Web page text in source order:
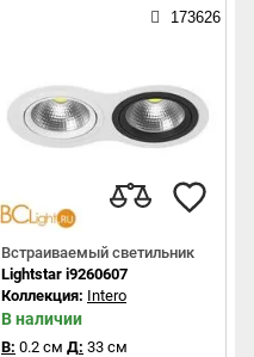
173626
Встраиваемый светильник
Lightstar i9260607
Коллекция: Intero
В наличии
В: 0.2 см Д: 33 см